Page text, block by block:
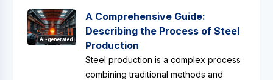
AI-generated
A Comprehensive Guide:
Describing the Process of Steel
Production
Steel production is a complex process
combining traditional methods and